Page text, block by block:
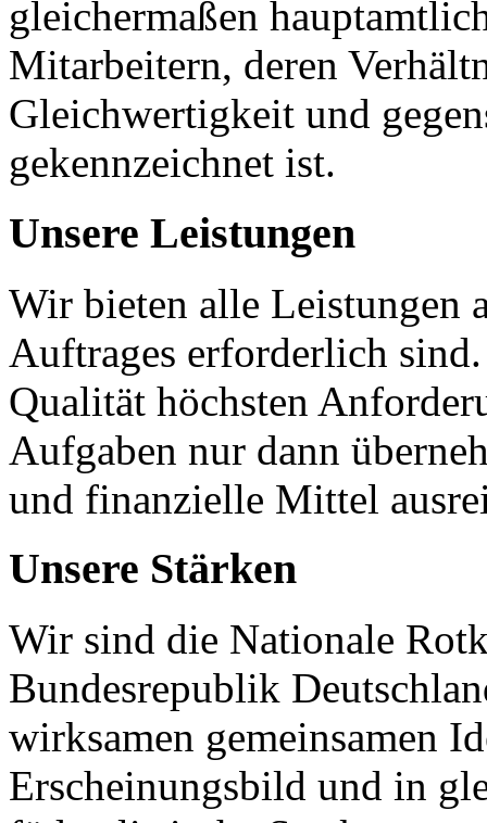
gleichermaßen
Mitarbeitern, deren
Gleichwertigkeit und
gekennzeichnet ist.
Unsere Leistungen
Wir bieten alle Leistungen
Auftrages erforderlich
Qualität höchsten
Aufgaben nur dann
und finanzielle Mittel
Unsere Stärken
Wir sind die Nationale
Bundesrepublik
wirksamen gemeinsamen
Erscheinungsbild und in